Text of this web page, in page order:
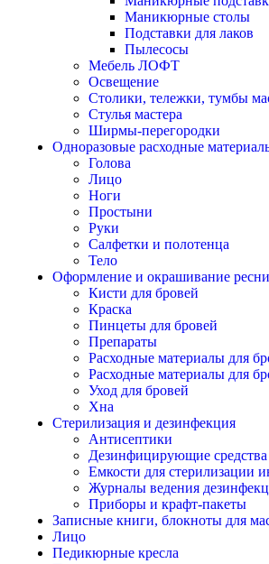
Маникюрные столы
Подставки для лаков
Пылесосы
Мебель ЛОФТ
Освещение
Столики, тележки, тумбы
Стулья мастера
Ширмы-перегородки
Одноразовые расходные
Голова
Лицо
Ноги
Простыни
Руки
Салфетки и полотенца
Тело
Оформление и окрашивание
Кисти для бровей
Краска
Пинцеты для бровей
Препараты
Расходные материалы для
Расходные материалы для
Уход для бровей
Хна
Стерилизация и дезинфекция
Антисептики
Дезинфицирующие средства
Емкости для стерилизации
Журналы ведения
Приборы и крафт-пакеты
Записные книги, блокноты для
Лицо
Педикюрные кресла